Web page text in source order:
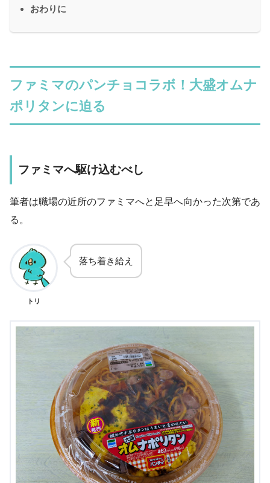
おわりに
ファミマのパンチョコラボ！大盛オムナ
ポリタンに迫る
ファミマへ駆け込むべし
筆者は職場の近所のファミマへと足早へ向かった次第であ
る。
トリ
落ち着き給え